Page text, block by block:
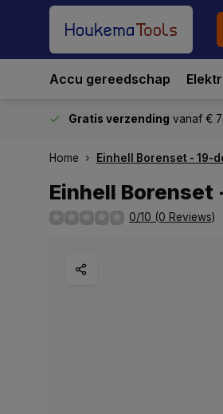
Accu gereedschap
Gratis verzending vanaf €
Home Einhell Borenset - 19-
Einhell
0/10 (0 Reviews)